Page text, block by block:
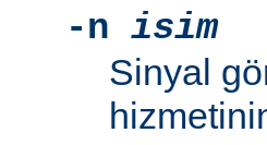
-n isim
Sinyal